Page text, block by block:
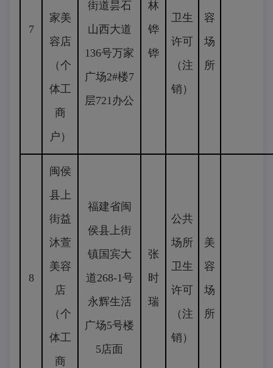
7
家美
容店
（个
体工
商
户）
街道昙石
山西大道
136号万家
广场2#楼7
层721办公
林
铧
铧
卫生
许可
（注
销）
容
场
所
8
闽侯
县上
街益
沐萱
美容
店
（个
体工
商
福建省闽
侯县上街
镇国宾大
道268-1号
永辉生活
广场5号楼
5店面
张
时
瑞
公共
场所
卫生
许可
（注
销）
美
容
场
所